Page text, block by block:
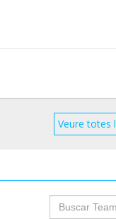
Veure totes